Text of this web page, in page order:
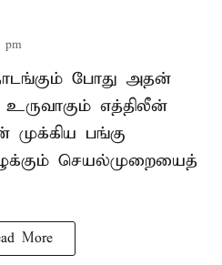
pm
போது அதன்
எத்திலீன்
பங்கு
செயல்முறையைத்
More